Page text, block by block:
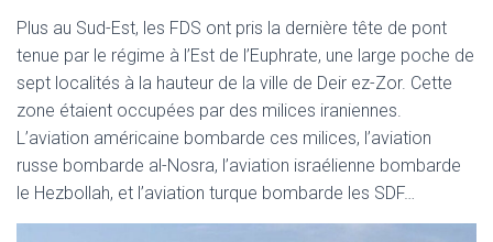
Plus au Sud-Est, les FDS ont pris la dernière tête de pont
tenue par le régime à l’Est de l’Euphrate, une large poche de
sept localités à la hauteur de la ville de Deir ez-Zor. Cette
zone étaient occupées par des milices iraniennes.
L’aviation américaine bombarde ces milices, l’aviation
russe bombarde al-Nosra, l’aviation israélienne bombarde
le Hezbollah, et l’aviation turque bombarde les SDF…